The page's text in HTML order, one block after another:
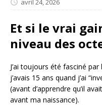
Et si le vrai
niveau des
J’ai toujours été fasciné
j’avais 15 ans quand j’ai
(avant d’apprendre qu’il
avant ma naissance).